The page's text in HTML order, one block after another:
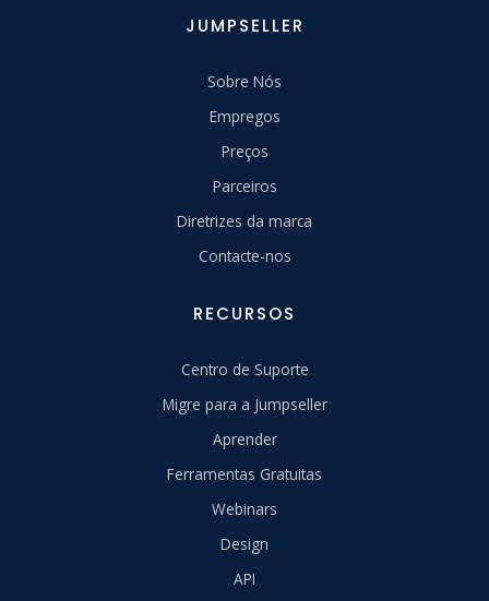
JUMPSELLER
Sobre Nós
Empregos
Preços
Parceiros
Diretrizes da marca
Contacte-nos
RECURSOS
Centro de Suporte
Migre para a Jumpseller
Aprender
Ferramentas Gratuitas
Webinars
Design
API